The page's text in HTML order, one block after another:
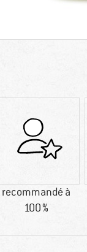
recommandé à
100 %